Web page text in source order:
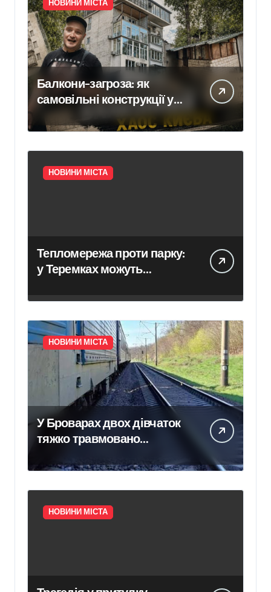
НОВИНИ МІСТА
Балкони-загроза: як
самовільні конструкції у
Києві псують фасади
будинків і ставлять під
ризик сусідів
НОВИНИ МІСТА
Тепломережа проти парку:
у Теремках можуть
НОВИНИ МІСТА
У Броварах двох дівчаток
тяжко травмовано
НОВИНИ МІСТА